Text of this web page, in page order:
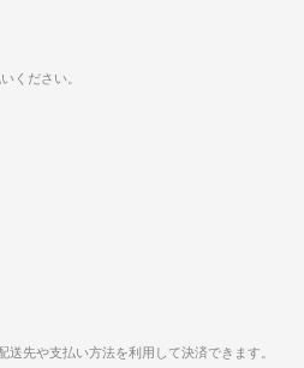
ください。
送先や支払い方法を利用して決済できます。